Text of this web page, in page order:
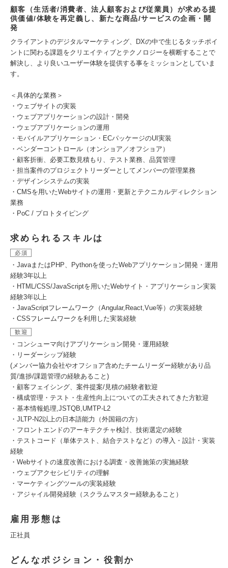
顧客（生活者/消費者、法人顧客および従業員）が求める提
供価値/体験を再定義し、新たな商品/サービスの企画・開
発
クライアントのデジタルマーケティング、DXの中で生じるタッチポイ
ントに関わる課題をクリエイティブとテクノロジーを横断することで
解決し、より良いユーザー体験を提供する事をミッションとしていま
す。
＜具体的な業務＞
・ウェブサイトの実装
・ウェブアプリケーションの設計・開発
・ウェブアプリケーションの運用
・モバイルアプリケーション・ECパッケージのUI実装
・ベンダーコントロール（オンショア／オフショア）
・顧客折衝、必要工数見積もり、テスト業務、品質管理
・担当案件のプロジェクトリーダーとしてメンバーの管理業務
・デザインシステムの実装
・CMSを用いたWebサイトの運用・更新とテクニカルディレクション
業務
・PoC / プロトタイピング
求められるスキルは
必須
・JavaまたはPHP、Pythonを使ったWebアプリケーション開発・運用
経験3年以上
・HTML/CSS/JavaScriptを用いたWebサイト・アプリケーション実装
経験3年以上
・JavaScriptフレームワーク（Angular,React,Vue等）の実装経験
・CSSフレームワークを利用した実装経験
歓迎
・コンシューマ向けアプリケーション開発・運用経験
・リーダーシップ経験
(メンバー協力会社やオフショア含めたチームリーダー経験があり品
質/進捗/課題管理の経験あること)
・顧客フェイシング、案件提案/見積の経験者歓迎
・構成管理・テスト・生産性向上についての工夫されてきた方歓迎
・基本情報処理,JSTQB,UMTP-L2
・JLTP-N2以上の日本語能力（外国籍の方）
・フロントエンドのアーキテクチャ検討、技術選定の経験
・テストコード（単体テスト、結合テストなど）の導入・設計・実装
経験
・Webサイトの速度改善における調査・改善施策の実施経験
・ウェブアクセシビリティの理解
・マーケティングツールの実装経験
・アジャイル開発経験（スクラムマスター経験あること）
雇用形態は
正社員
どんなポジション・役割か